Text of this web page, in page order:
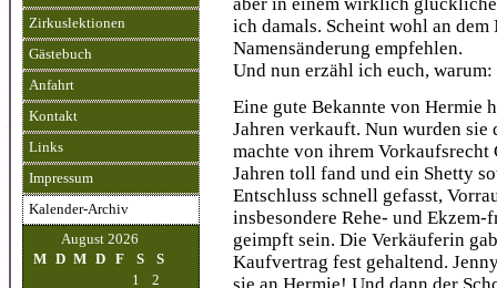
Zirkuslektionen
Gästebuch
Anfahrt
Kontakt
Links
Impressum
Kalender-Archiv
August 2026
M D M D F S
S
1
2
ich damals. Scheint wohl an
Namensänderung empfehlen.
Und nun erzähl ich euch, warum:
Eine gute Bekannte von Hermie
Jahren verkauft. Nun wurden
machte von ihrem
Jahren toll fand und ein Shetty
Entschluss schnell gefasst,
insbesondere Rehe- und
geimpft sein. Die Verkäuferin
Kaufvertrag fest gehaltend.